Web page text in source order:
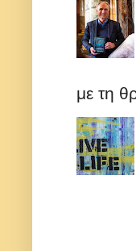
με τη